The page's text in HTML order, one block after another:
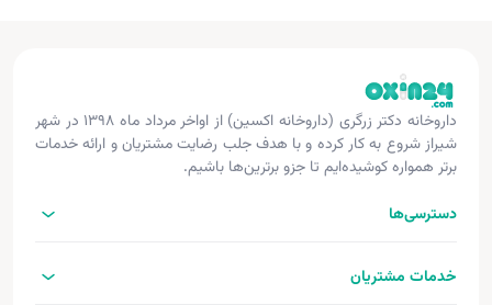
داروخانه دکتر زرگری (داروخانه اکسین) از اواخر مرداد ماه ۱۳۹۸ در شهر
شیراز شروع به کار کرده و با هدف جلب رضایت مشتریان و ارائه خدمات
برتر همواره کوشیده‌ایم تا جزو برترین‌ها باشیم.
دسترسی‌ها
خدمات مشتریان